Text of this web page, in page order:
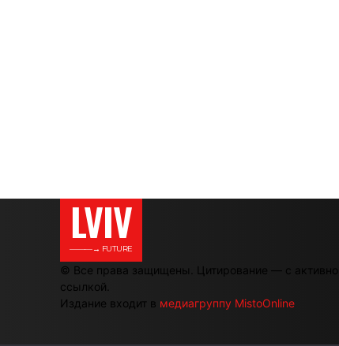
LVIV
———→ FUTURE
© Все права защищены. Цитирование — с активной
ссылкой.
Издание входит в медиагруппу MistoOnline